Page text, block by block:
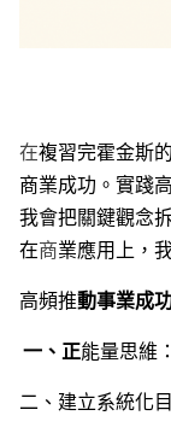
在複習完霍金斯
商業成功。實踐
我會把關鍵觀念
在商業應用上，
高頻推動事業成
一、正能量思維
二、建立系統化